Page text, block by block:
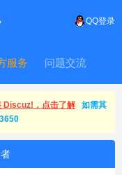
QQ登录
服务 问题交流
Discuz!，点击了解
如需其